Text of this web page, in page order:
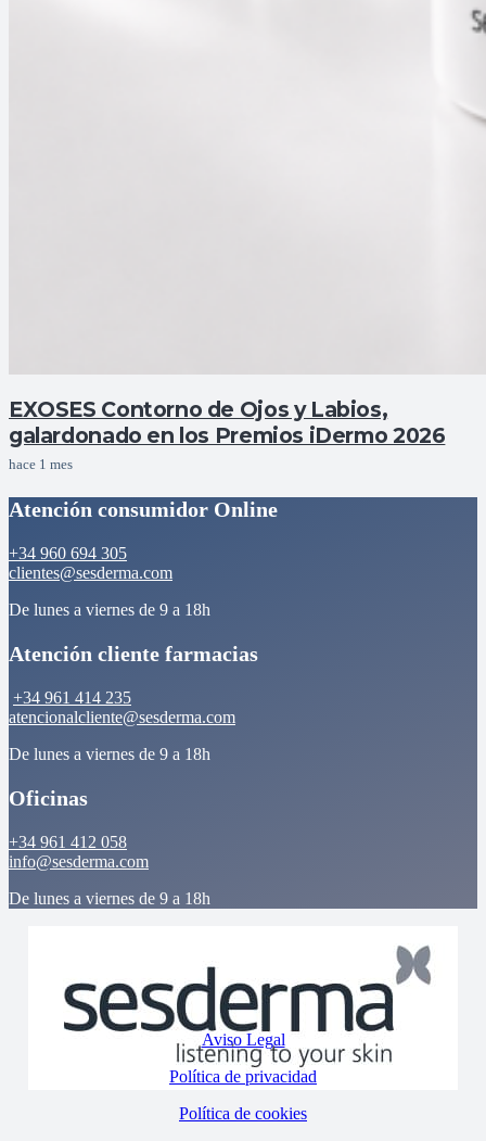
EXOSES Contorno de Ojos y Labios,
galardonado en los Premios iDermo 2026
hace 1 mes
Atención consumidor Online
+34 960 694 305
clientes@sesderma.com
De lunes a viernes de 9 a 18h
Atención cliente farmacias
+34 961 414 235
atencionalcliente@sesderma.com
De lunes a viernes de 9 a 18h
Oficinas
+34 961 412 058
info@sesderma.com
De lunes a viernes de 9 a 18h
Aviso Legal
Política de privacidad
Política de cookies